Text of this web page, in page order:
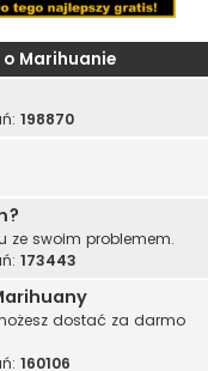
o Marihuanie
198870
ze swoim problemem.
173443
dostać za darmo
160106